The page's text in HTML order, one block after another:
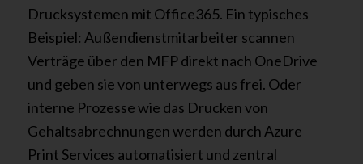
Drucksystemen mit Office365. Ein typisches
Beispiel: Außendienstmitarbeiter scannen
Verträge über den MFP direkt nach OneDrive
und geben sie von unterwegs aus frei. Oder
interne Prozesse wie das Drucken von
Gehaltsabrechnungen werden durch Azure
Print Services automatisiert und zentral